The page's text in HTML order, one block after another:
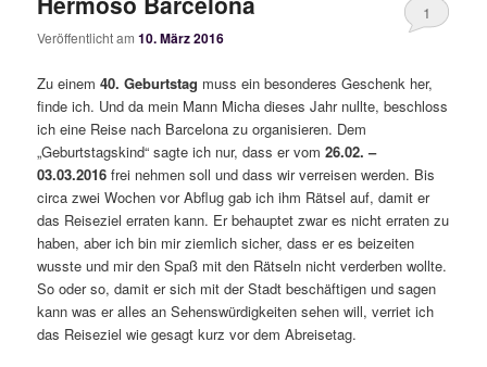
Veröffentlicht am10. März 2016
1
Zu einem40. Geburtstag muss ein besonderes Geschenk her,
finde ich. Und da mein Mann Micha dieses Jahr nullte, beschloss
ich eine Reise nach Barcelona zu organisieren. Dem
„Geburtstagskind“ sagte ich nur, dass er vom26.02. –
03.03.2016 frei nehmen soll und dass wir verreisen werden. Bis
circa zwei Wochen vor Abflug gab ich ihm Rätsel auf, damit er
das Reiseziel erraten kann. Er behauptet zwar es nicht erraten zu
haben, aber ich bin mir ziemlich sicher, dass er es beizeiten
wusste und mir den Spaß mit den Rätseln nicht verderben wollte.
So oder so, damit er sich mit der Stadt beschäftigen und sagen
kann was er alles an Sehenswürdigkeiten sehen will, verriet ich
das Reiseziel wie gesagt kurz vor dem Abreisetag.